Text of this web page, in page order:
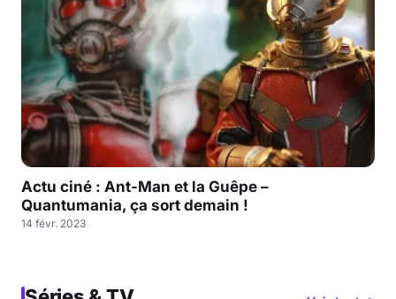
Actu ciné : Ant-Man et la Guêpe –
Quantumania, ça sort demain !
14 févr. 2023